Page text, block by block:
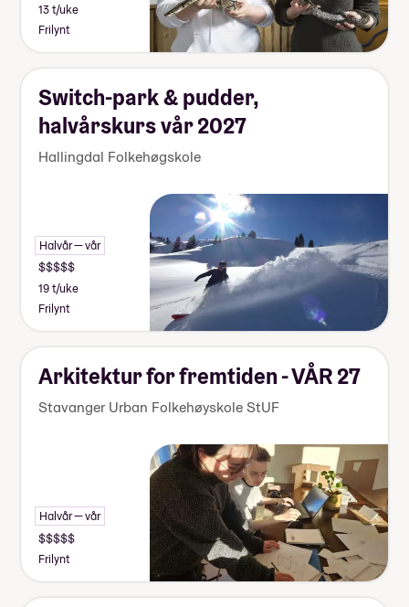
13 t/uke
Frilynt
Switch-park & pudder,
halvårskurs vår 2027
Hallingdal Folkehøgskole
Halvår — vår
19 t/uke
Frilynt
Arkitektur for fremtiden - VÅR 27
Stavanger Urban Folkehøyskole StUF
Halvår — vår
Frilynt